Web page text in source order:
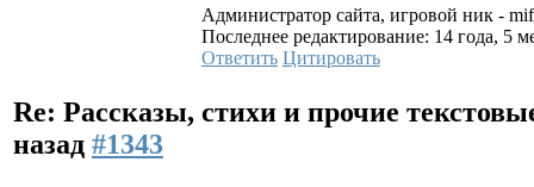
Администратор сайта, игровой ник -
Последнее редактирование: 14 года, 5
Ответить Цитировать
Re: Рассказы, стихи и прочие
назад #1343